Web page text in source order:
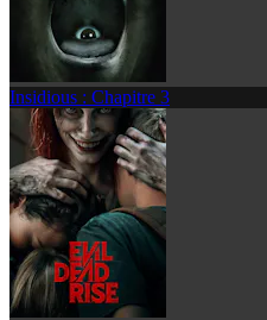
Insidious : Chapitre 3